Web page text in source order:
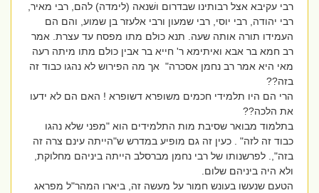
רבי עקיבא אצל רבותינו שבדרום ושׁנאה (לימדה) להם, רבי מאיר,
רבי יהודה, רבי יוסי, רבי שמעון ורבי אלעזר בן שמוע, והם הם
העמידו תורה אותה שעה. תנא כולם מתו מפסח עד עצרת. אמר
רב חמא בר אבא ואיתימא ר' חייא בר אבין כולם מתו מיתה רעה
מאי היא אמר רב נחמן אסכרה" אך מה הפירוש לא נהגו כבוד זה
בזה??
הרי הם היו תלמידי חכמים משופרא דשופרא ! האם הם לא ידעו
את הלכה??
בתלמוד מבואר שסיבת מות התלמידים הוא "מפני שלא נהגו
כבוד זה לזה" . כעין זה גם מופיע במדרש ש"הייתה עינם צרה זה
בזה",. לפרשנותו של רבי נחמן מברסלב הייתה ביניהם מחלוקת,
ולא היה ביניהם שלום.
הטעם שנעשו בעונש חמור על מעשה זה, ביארו המהר"ל מפראג